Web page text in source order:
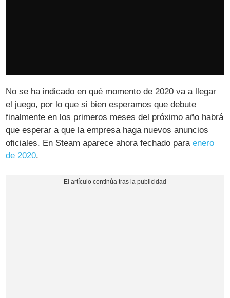
No se ha indicado en qué momento de 2020 va a llegar
el juego, por lo que si bien esperamos que debute
finalmente en los primeros meses del próximo año habrá
que esperar a que la empresa haga nuevos anuncios
oficiales. En Steam aparece ahora fechado paraenero
de 2020.